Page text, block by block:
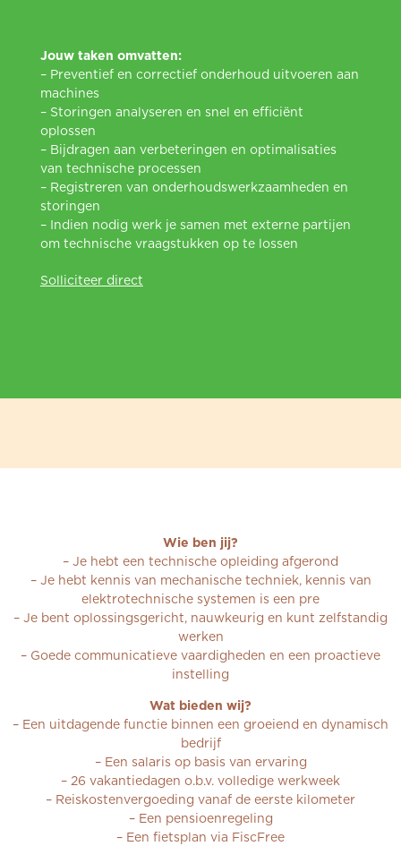
Jouw taken omvatten:
– Preventief en correctief onderhoud uitvoeren aan
machines
– Storingen analyseren en snel en efficiënt
oplossen
– Bijdragen aan verbeteringen en optimalisaties
van technische processen
– Registreren van onderhoudswerkzaamheden en
storingen
– Indien nodig werk je samen met externe partijen
om technische vraagstukken op te lossen
Solliciteer direct
Wie ben jij?
– Je hebt een technische opleiding afgerond
– Je hebt kennis van mechanische techniek, kennis van
elektrotechnische systemen is een pre
– Je bent oplossingsgericht, nauwkeurig en kunt zelfstandig
werken
– Goede communicatieve vaardigheden en een proactieve
instelling
Wat bieden wij?
– Een uitdagende functie binnen een groeiend en dynamisch
bedrijf
– Een salaris op basis van ervaring
– 26 vakantiedagen o.b.v. volledige werkweek
– Reiskostenvergoeding vanaf de eerste kilometer
– Een pensioenregeling
– Een fietsplan via FiscFree